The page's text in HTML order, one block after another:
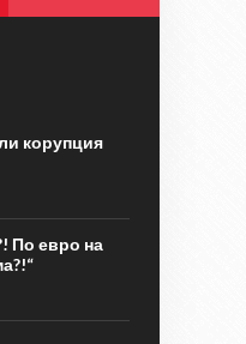
корупция
По евро на